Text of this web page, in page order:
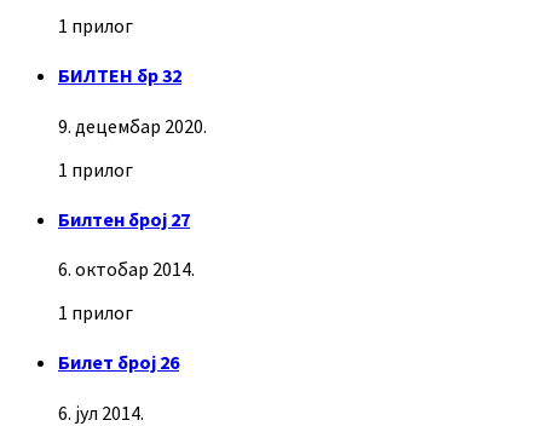
1 прилог
БИЛТЕН бр 32
9. децембар 2020.
1 прилог
Билтен број 27
6. октобар 2014.
1 прилог
Билет број 26
6. јул 2014.